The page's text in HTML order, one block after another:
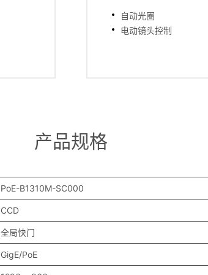
自动光圈
电动镜头控制
产品规格
PoE-B1310M-SC000
CCD
全局快门
GigE/PoE